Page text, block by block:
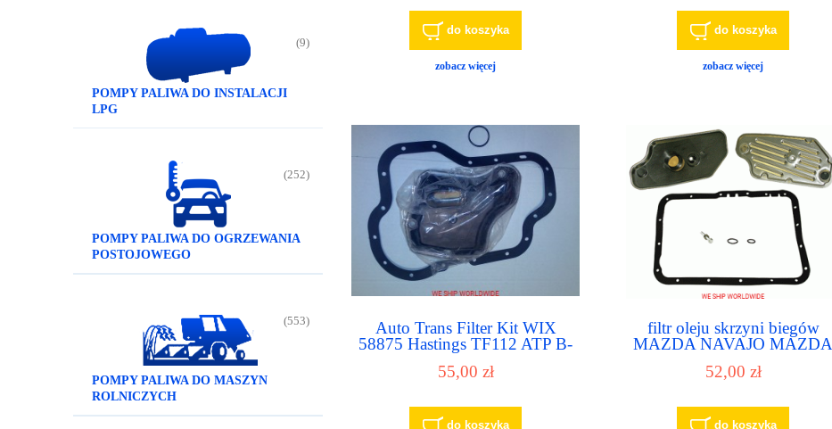
POMPY PALIWA DO INSTALACJI
LPG
(9)
POMPY PALIWA DO OGRZEWANIA
POSTOJOWEGO
(252)
POMPY PALIWA DO MASZYN
ROLNICZYCH
(553)
do koszyka
zobacz więcej
do koszyka
zobacz więcej
Auto Trans Filter Kit WIX
58875 Hastings TF112 ATP B-
136 T627, T8875, TF1143
55,00 zł
do koszyka
filtr oleju skrzyni biegów
MAZDA NAVAJO MAZDA
MOUNTAINEER
52,00 zł
do koszyka